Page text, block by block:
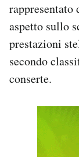
rappresentato
aspetto sullo
prestazioni
secondo
conserte.